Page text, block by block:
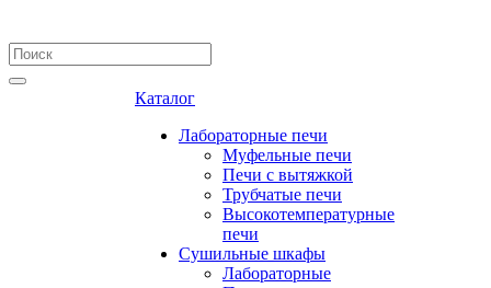
Каталог
Лабораторные печи
Муфельные печи
Печи с вытяжкой
Трубчатые печи
Высокотемпературные
печи
Сушильные шкафы
Лабораторные